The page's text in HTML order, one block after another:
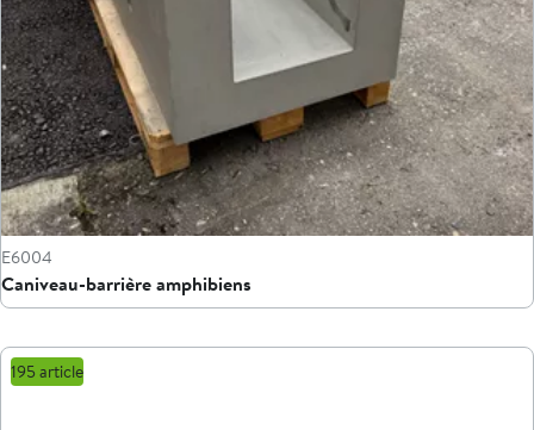
E6004
Caniveau-barrière amphibiens
195 article